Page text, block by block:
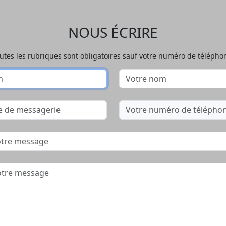
NOUS ÉCRIRE
les rubriques sont obligatoires sauf votre numéro de